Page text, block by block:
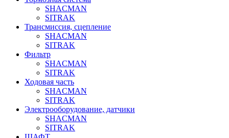
SHACMAN
SITRAK
Трансмиссия, сцепление
SHACMAN
SITRAK
Фильтр
SHACMAN
SITRAK
Ходовая часть
SHACMAN
SITRAK
Электрооборудование, датчики
SHACMAN
SITRAK